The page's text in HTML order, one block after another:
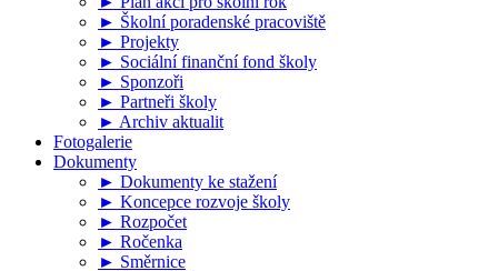
► Školní poradenské pracoviště
► Projekty
► Sociální finanční fond školy
► Sponzoři
► Partneři školy
► Archiv aktualit
Fotogalerie
Dokumenty
► Dokumenty ke stažení
► Koncepce rozvoje školy
► Rozpočet
► Ročenka
► Směrnice